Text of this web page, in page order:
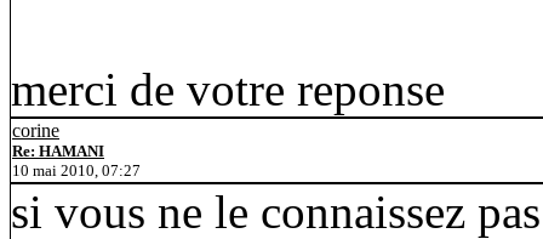
merci de votre reponse
corine
Re: HAMANI
10 mai 2010, 07:27
si vous ne le connaissez